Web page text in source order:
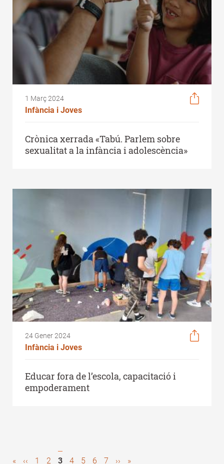
1 Març 2024
Infància i Joves
Crònica xerrada «Tabú. Parlem sobre
sexualitat a la infància i adolescència»
24 Gener 2024
Infància i Joves
Educar fora de l’escola, capacitació i
empoderament
First
«
Previous
‹‹ Page
1 Page
2
Pàgina
3 Page
4 Page
5 Page
6 Page
7
Next
››
Last
»